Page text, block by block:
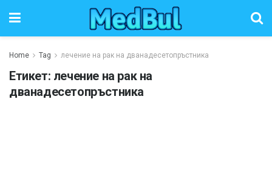
Home Tag лечение на рак на дванадесетопръстника
Етикет: лечение на рак на
дванадесетопръстника